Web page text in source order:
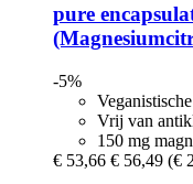
pure
-5%
Vrij van
150 mg
€ 53,66 € 56,49 (€